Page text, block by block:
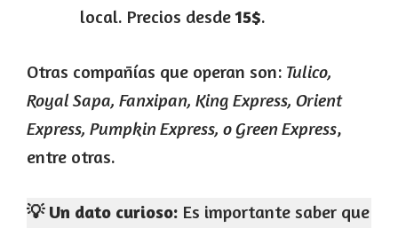
local. Precios desde15$.
Otras compañías que operan son: Tulico,
Royal Sapa, Fanxipan, King Express, Orient
Express, Pumpkin Express, o Green Express,
entre otras.
💡 Un dato curioso: Es importante saber que